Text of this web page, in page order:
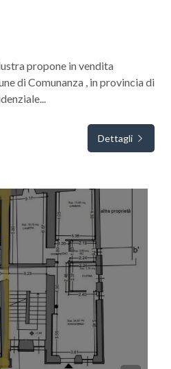
propone in vendita
di Comunanza , in provincia di
Dettagli